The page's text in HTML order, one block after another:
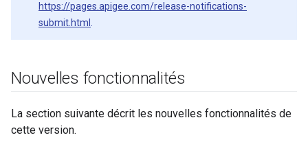
https://pages.apigee.com/release-notifications-
submit.html
Nouvelles fonctionnalités
La section suivante décrit les nouvelles fonctionnalités de
cette version.